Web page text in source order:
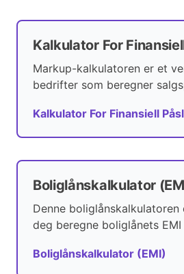
Kalkulator For
Markup-kalkulatoren er et
bedrifter som beregner
Kalkulator For Finansiell
Boliglånskalkulator
Denne
deg beregne boliglånets EMI
Boliglånskalkulator (EMI)